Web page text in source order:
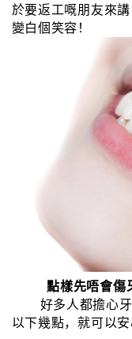
於要返工嘅朋友來
變白個笑容！
點樣先唔會傷
好多人都擔心
以下幾點，就可以安